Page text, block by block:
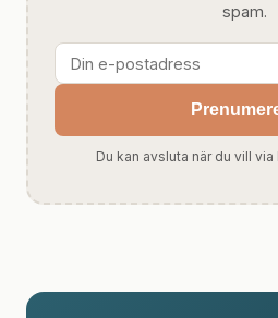
spam.
Du kan avsluta när du vill